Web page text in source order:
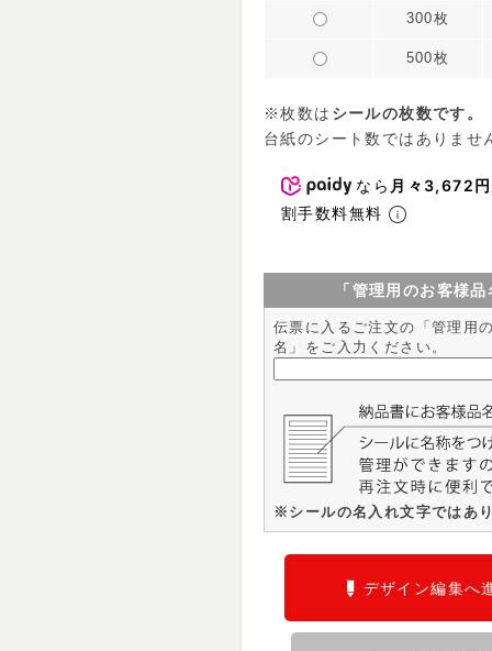
300枚
500枚
※枚数は シールの枚数です。
台紙のシート数ではありませ
なら 月々3,672円
割手数料無料
「管理用のお客様
伝票に入るご注文の「管理用
名」をご入力ください。
※シールの名入れ文字ではあ
デザイン編集へ